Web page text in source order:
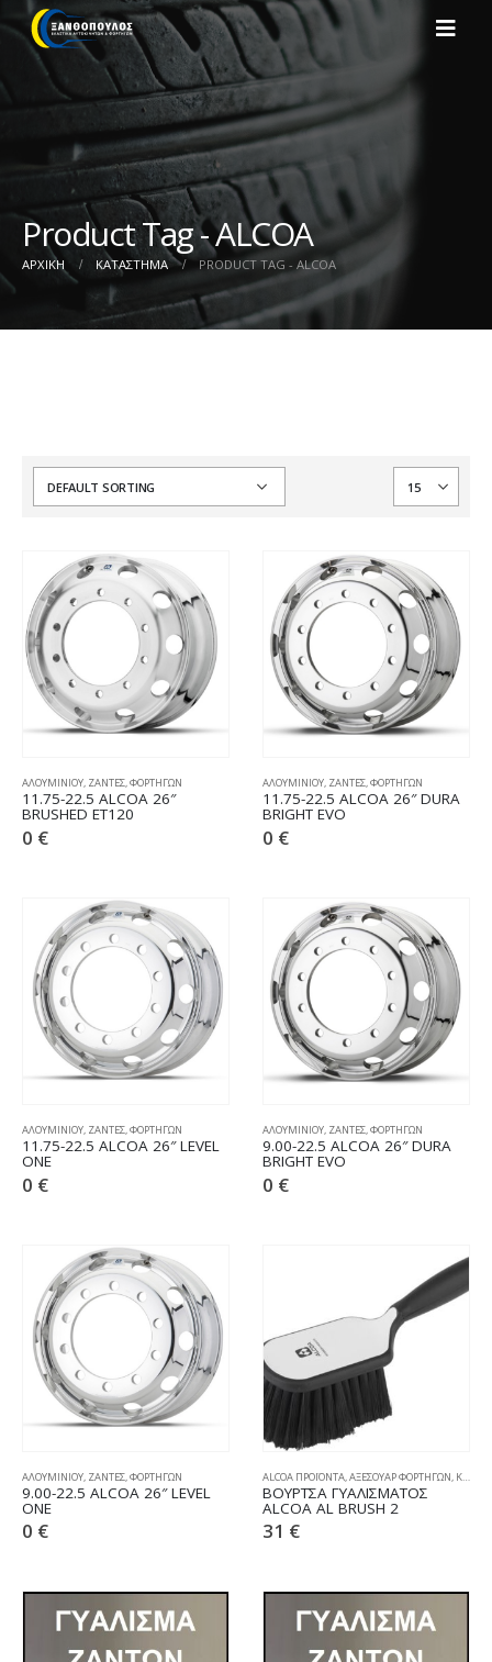
Product Tag - ALCOA
ΑΡΧΙΚΉ ΚΑΤΆΣΤΗΜΑ PRODUCT TAG - ALCOA
ΑΛΟΥΜΙΝΙΟΥ, ΖΑΝΤΕΣ,ΦΟΡΤΗΓΩΝ
11.75-22.5 ALCOA 26″
BRUSHED ET120
0 €
ΑΛΟΥΜΙΝΙΟΥ, ΖΑΝΤΕΣ,ΦΟΡΤΗΓΩΝ
11.75-22.5 ALCOA 26″ DURA
BRIGHT EVO
0 €
ΑΛΟΥΜΙΝΙΟΥ, ΖΑΝΤΕΣ,ΦΟΡΤΗΓΩΝ
11.75-22.5 ALCOA 26″ LEVEL
ONE
0 €
ΑΛΟΥΜΙΝΙΟΥ, ΖΑΝΤΕΣ,ΦΟΡΤΗΓΩΝ
9.00-22.5 ALCOA 26″ DURA
BRIGHT EVO
0 €
ΑΛΟΥΜΙΝΙΟΥ ΖΑΝΤΕΣ ΦΟΡΤΗΓΩΝ
9.00-22.5 ALCOA 26″ LEVEL
ONE
0 €
ALCOA ΠΡΟΪΟΝΤΑ ΑΞΕΣΟΥΑΡ ΦΟΡΤΗΓΩΝ ΚΑΘΑΡΙΣΜΟΣ & ΣΥΝΤΗΡΗΣΗ
ΒΟΥΡΤΣΑ ΓΥΑΛΙΣΜΑΤΟΣ
ALCOA AL BRUSH 2
31 €